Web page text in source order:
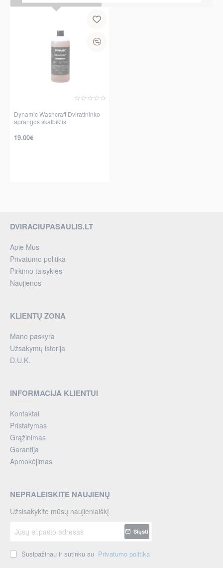
Dynamic Washcraft Dviratininko
aprangos skalbiklis
19.00€
DVIRACIUPASAULIS.LT
Apie Mus
Privatumo politika
Pirkimo taisyklės
Naujienos
KLIENTŲ ZONA
Mano paskyra
Užsakymų istorija
D.U.K.
INFORMACIJA KLIENTUI
Kontaktai
Pristatymas
Grąžinimas
Garantija
Apmokėjimas
NEPRALEISKITE NAUJIENŲ
Užsisakykite mūsų naujienlaiškį
el.pašto
Siųsti
Susipažinau ir sutinku su Privatumo politika